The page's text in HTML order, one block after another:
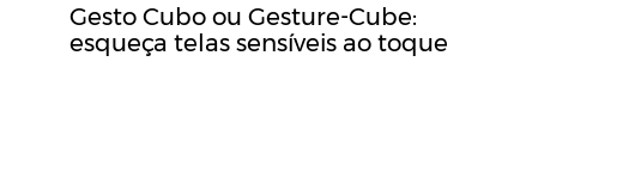
Gesto Cubo ou Gesture-Cube:
esqueça telas sensíveis ao toque